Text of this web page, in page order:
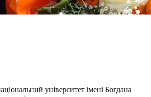
університет імені Богдана